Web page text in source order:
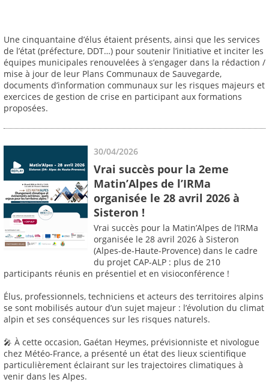
Une cinquantaine d’élus étaient présents, ainsi que les services
de l’état (préfecture, DDT…) pour soutenir l’initiative et inciter les
équipes municipales renouvelées à s’engager dans la rédaction /
mise à jour de leur Plans Communaux de Sauvegarde,
documents d’information communaux sur les risques majeurs et
exercices de gestion de crise en participant aux formations
proposées.
30/04/2026
Vrai succès pour la 2eme
Matin’Alpes de l’IRMa
organisée le 28 avril 2026 à
Sisteron !
Vrai succès pour la Matin’Alpes de l’IRMa
organisée le 28 avril 2026 à Sisteron
(Alpes-de-Haute-Provence) dans le cadre
du projet CAP-ALP : plus de 210
participants réunis en présentiel et en visioconférence !
Élus, professionnels, techniciens et acteurs des territoires alpins
se sont mobilisés autour d’un sujet majeur : l’évolution du climat
alpin et ses conséquences sur les risques naturels.
🎤 À cette occasion, Gaétan Heymes, prévisionniste et nivologue
chez Météo-France, a présenté un état des lieux scientifique
particulièrement éclairant sur les trajectoires climatiques à
venir dans les Alpes.